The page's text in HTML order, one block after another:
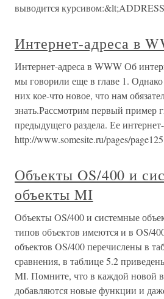
выводится
Интернет-адреса в
Интернет-адреса в WWW Об
мы говорили еще в главе 1.
них кое-что новое, что нам
знать.Рассмотрим первый пример
предыдущего раздела. Ее
http://www.somesite.ru/pages/
Объекты OS/400 и
объекты MI
Объекты OS/400 и системные
типов объектов имеются и в OS/
объектов OS/400 перечислены в
сравнения, в таблице 5.2
MI. Помните, что в каждой новой
добавляются новые функции и